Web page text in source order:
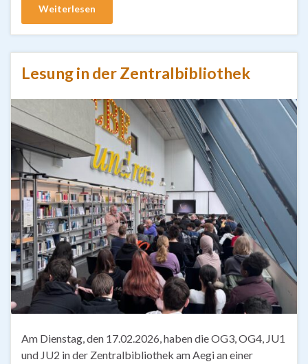
Weiterlesen
Lesung in der Zentralbibliothek
Am Dienstag, den 17.02.2026, haben die OG3, OG4, JU1
und JU2 in der Zentralbibliothek am Aegi an einer